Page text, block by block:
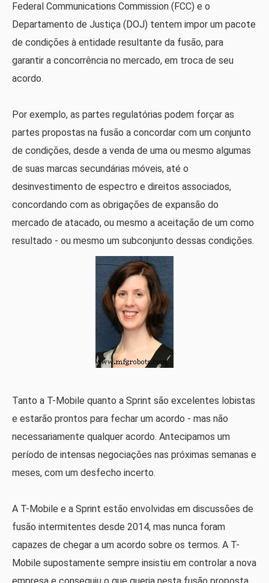
Federal Communications Commission (FCC) e o
Departamento de Justiça (DOJ) tentem impor um pacote
de condições à entidade resultante da fusão, para
garantir a concorrência no mercado, em troca de seu
acordo.
Por exemplo, as partes regulatórias podem forçar as
partes propostas na fusão a concordar com um conjunto
de condições, desde a venda de uma ou mesmo algumas
de suas marcas secundárias móveis, até o
desinvestimento de espectro e direitos associados,
concordando com as obrigações de expansão do
mercado de atacado, ou mesmo a aceitação de um como
resultado - ou mesmo um subconjunto dessas condições.
Tanto a T-Mobile quanto a Sprint são excelentes lobistas
e estarão prontos para fechar um acordo - mas não
necessariamente qualquer acordo. Antecipamos um
período de intensas negociações nas próximas semanas e
meses, com um desfecho incerto.
A T-Mobile e a Sprint estão envolvidas em discussões de
fusão intermitentes desde 2014, mas nunca foram
capazes de chegar a um acordo sobre os termos. A T-
Mobile supostamente sempre insistiu em controlar a nova